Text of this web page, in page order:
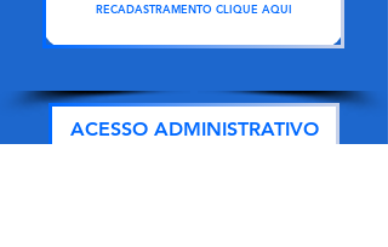
RECADASTRAMENTO CLIQUE AQUI
ACESSO ADMINISTRATIVO